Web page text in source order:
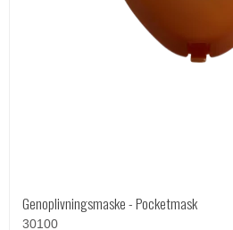
Genoplivningsmaske - Pocketmask
30100